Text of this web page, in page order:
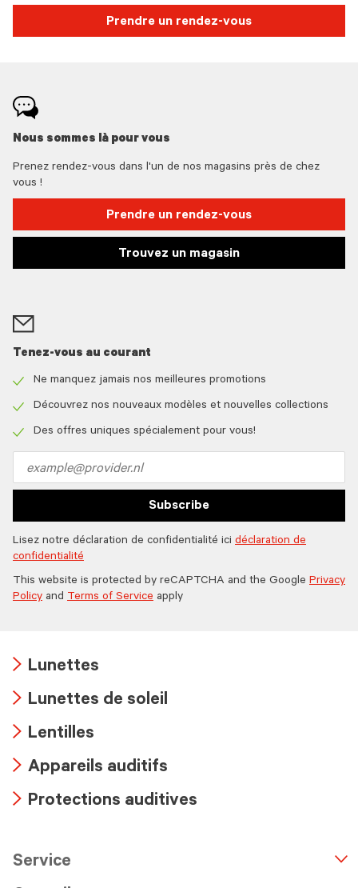
Prendre un rendez-vous
Nous sommes là pour vous
Prenez rendez-vous dans l'un de nos magasins près de chez
vous !
Prendre un rendez-vous
Trouvez un magasin
Tenez-vous au courant
icon
Ne manquez jamais nos meilleures promotions
icon
Découvrez nos nouveaux modèles et nouvelles collections
Des offres uniques spécialement pour vous!
address
Subscribe
Lisez notre déclaration de confidentialité ici déclaration de
confidentialité
This website is protected by reCAPTCHA and the Google Privacy
Policy and Terms of Service apply
icon
Lunettes
icon
Lunettes de soleil
icon
Lentilles
icon
Appareils auditifs
Protections auditives
Service